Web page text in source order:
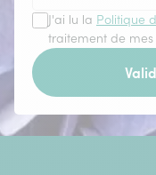
J'ai lu la Politique
traitement de mes